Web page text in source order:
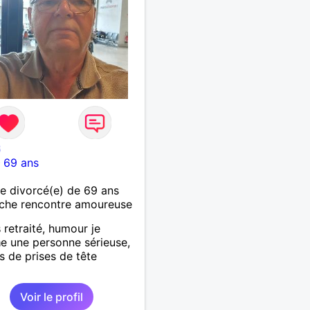
69 ans
divorcé(e) de 69 ans
rencontre amoureuse
retraité, humour je
une personne sérieuse,
de prises de tête
Voir le profil